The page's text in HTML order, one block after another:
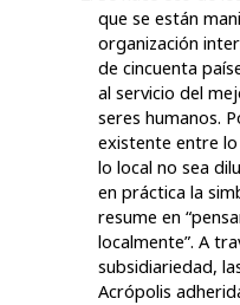
que se están
organización
de cincuenta
al servicio del
seres humanos.
existente entre
lo local no sea
en práctica la
resume en
localmente”. A
subsidiariedad,
Acrópolis